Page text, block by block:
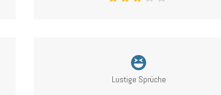
Lustige Sprüche